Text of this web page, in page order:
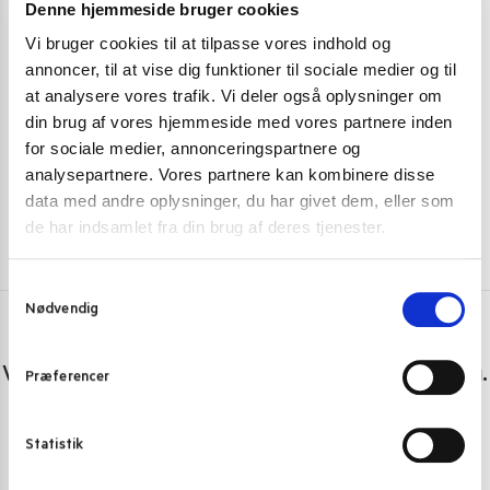
Denne hjemmeside bruger cookies
Vi bruger cookies til at tilpasse vores indhold og
annoncer, til at vise dig funktioner til sociale medier og til
at analysere vores trafik. Vi deler også oplysninger om
din brug af vores hjemmeside med vores partnere inden
for sociale medier, annonceringspartnere og
analysepartnere. Vores partnere kan kombinere disse
data med andre oplysninger, du har givet dem, eller som
de har indsamlet fra din brug af deres tjenester.
Nødvendig
Præferencer
Statistik
SODAVAND
Uludag Gazoz Læskedrik frugtsmag 330 ml.
10,00kr.
Skriv mig op
27,00
Vi er lige her. Kundeservice sidder klar til at hjælpe dig.